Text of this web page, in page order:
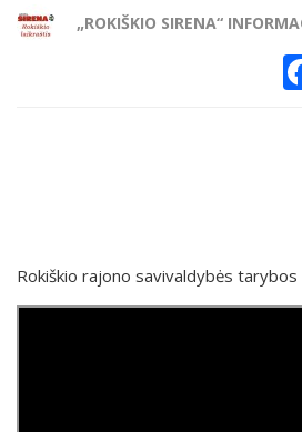
„ROKIŠKIO SIRENA“
Rokiškio rajono savivaldybės